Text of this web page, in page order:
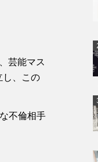
芸能マス
し、この
不倫相手